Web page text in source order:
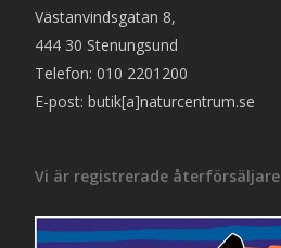
Västanvindsgatan 8,
444 30 Stenungsund
Telefon: 010 2201200
E-post: butik[a]naturcentrum.se
Vi är registrerade återförsäljare